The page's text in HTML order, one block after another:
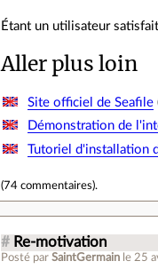
Étant un utilisateur
Aller plus loin
Site officiel de Seafile
Démonstration de
Tutoriel d'installation
(74 commentaires).
# Re-motivation
Posté parSaintGermain le 25